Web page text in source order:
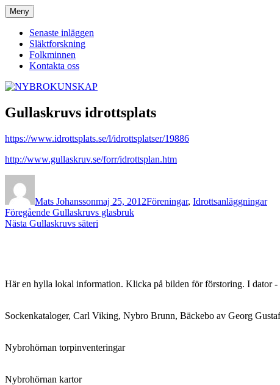
Hoppa
till
innehåll
NYBROKUNSKAP
Meny
Senaste inläggen
Släktforskning
Folkminnen
Kontakta oss
Gullaskruvs idrottsplats
https://www.idrottsplats.se/l/idrottsplatser/19886
http://www.gullaskruv.se/forr/idrottsplan.htm
Mats Johanssonmaj 25, 2012Föreningar, Idrottsanläggningar
Inläggsnavigering
Föregående Föregående
inlägg:
Gullaskruvs glasbruk
Nästa Nästa
Gullaskruvs säteri
Här en hylla lokal information. Klicka på bilden för förstoring. I dator
Sockenkataloger, Carl Viking, Nybro Brunn, Bäckebo av Georg
Nybrohörnan torpinventeringar
Nybrohörnan kartor